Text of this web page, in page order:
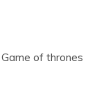
of thrones